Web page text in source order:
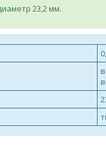
23,2 мм.